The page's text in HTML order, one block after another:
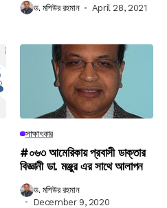
ড. মশিউর রহমান April 28, 2021
সাক্ষাৎকার
#০৬৩ আমেরিকায় প্রবাসী ডাক্তার
বিজ্ঞানী ডা. মঞ্জুর এর সাথে আলাপন
ড. মশিউর রহমান
December 9, 2020